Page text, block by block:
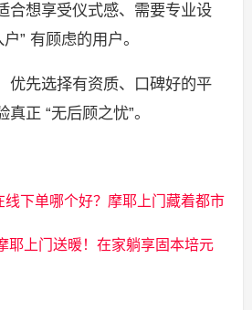
想享受仪式感、需要专业设
” 有顾虑的用户。
先选择有资质、口碑好的平
正 “无后顾之忧”。
线下单哪个好？摩耶上门藏着都市
耶上门送暖！在家躺享固本培元